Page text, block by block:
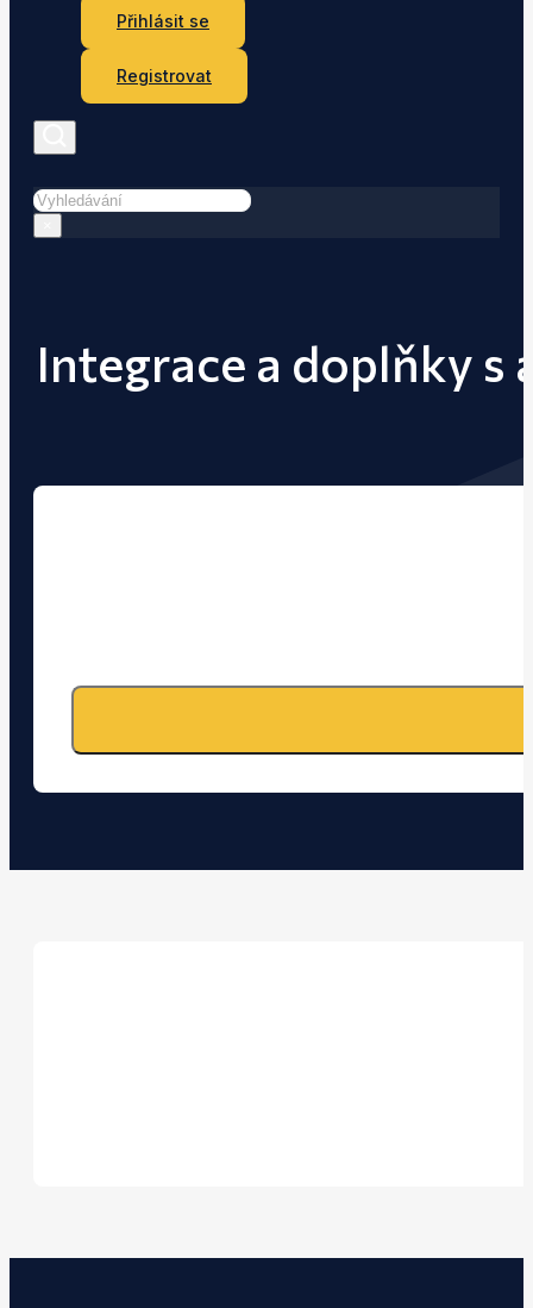
Přihlásit se
Registrovat
Hledat
Integrace a doplňky s